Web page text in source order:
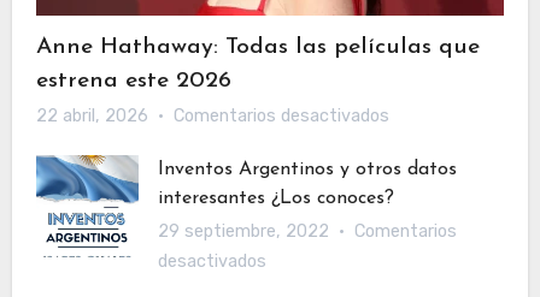
Anne Hathaway: Todas las películas que
estrena este 2026
22 abril, 2026 Comentarios desactivadosen
Hathaway:
Todas
las
Inventos Argentinos y otros datos
interesantes ¿Los conoces?
29 septiembre, 2022
Comentarios
desactivadosen